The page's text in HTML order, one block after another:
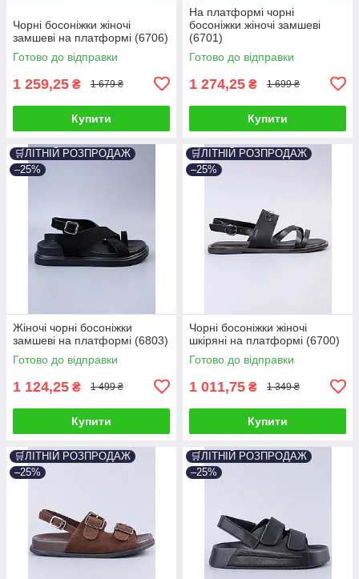
Чорні босоніжки жіночі
замшеві на платформі (6706)
Готово до відправки
1 259,25 ₴ 1 679 ₴
Купити
На платформі чорні
босоніжки жіночі замшеві
(6701)
Готово до відправки
1 274,25 ₴ 1 699 ₴
Купити
🛒ЛІТНІЙ РОЗПРОДАЖ
–25%
Жіночі чорні босоніжки
замшеві на платформі (6803)
Готово до відправки
1 124,25 ₴ 1 499 ₴
Купити
🛒ЛІТНІЙ РОЗПРОДАЖ
–25%
Чорні босоніжки жіночі
шкіряні на платформі (6700)
Готово до відправки
1 011,75 ₴ 1 349 ₴
Купити
🛒ЛІТНІЙ РОЗПРОДАЖ
–25%
🛒ЛІТНІЙ РОЗПРОДАЖ
–25%